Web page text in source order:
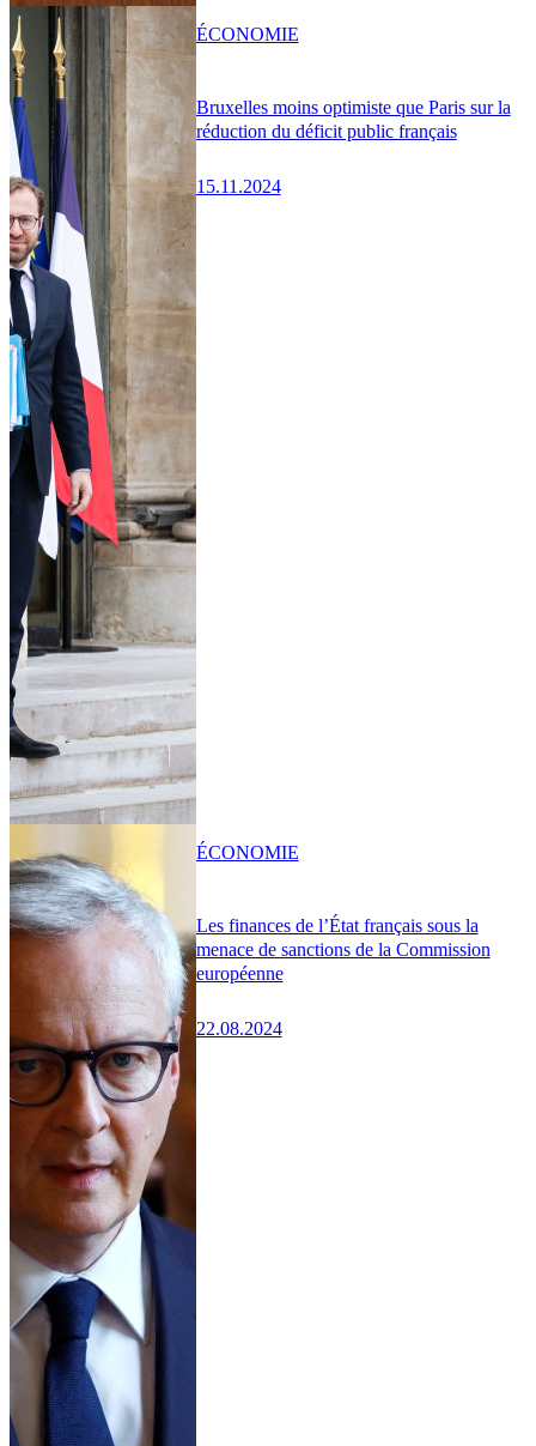
Bruxelles moins optimiste que Paris sur la
réduction du déficit public français
15.11.2024
ÉCONOMIE
Les finances de l’État français sous la
menace de sanctions de la Commission
européenne
22.08.2024
ÉCONOMIE